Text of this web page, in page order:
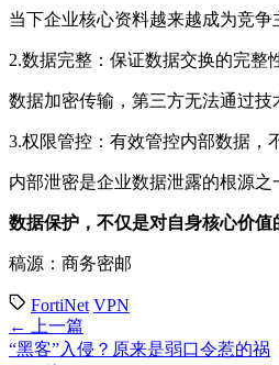
当下企业核心资料越来越成为竞争
2.数据完整：保证数据交换的完整
数据加密传输，第三方无法通过
3.权限管控：有效管控内部数据，
内部泄密是企业数据泄露的根源
数据保护，不仅是对自身核心价值
稿源：商务密邮
FortiNet VPN
← 上一篇
“黑客”入侵？原来是弱口令惹的祸